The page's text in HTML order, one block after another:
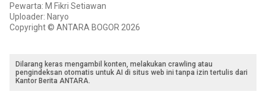
Pewarta: M Fikri Setiawan
Uploader: Naryo
Copyright © ANTARA BOGOR 2026
Dilarang keras mengambil konten, melakukan crawling atau
pengindeksan otomatis untuk AI di situs web ini tanpa izin tertulis dari
Kantor Berita ANTARA.